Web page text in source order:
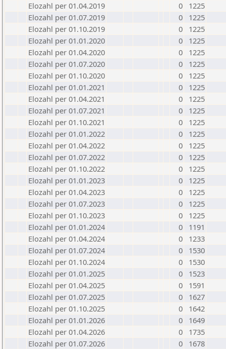
Elozahl per 01.04.2019
0
1225
Elozahl per 01.07.2019
0
1225
Elozahl per 01.10.2019
0
1225
Elozahl per 01.01.2020
0
1225
Elozahl per 01.04.2020
0
1225
Elozahl per 01.07.2020
0
1225
Elozahl per 01.10.2020
0
1225
Elozahl per 01.01.2021
0
1225
Elozahl per 01.04.2021
0
1225
Elozahl per 01.07.2021
0
1225
Elozahl per 01.10.2021
0
1225
Elozahl per 01.01.2022
0
1225
Elozahl per 01.04.2022
0
1225
Elozahl per 01.07.2022
0
1225
Elozahl per 01.10.2022
0
1225
Elozahl per 01.01.2023
0
1225
Elozahl per 01.04.2023
0
1225
Elozahl per 01.07.2023
0
1225
Elozahl per 01.10.2023
0
1225
Elozahl per 01.01.2024
0
1191
Elozahl per 01.04.2024
0
1233
Elozahl per 01.07.2024
0
1530
Elozahl per 01.10.2024
0
1530
Elozahl per 01.01.2025
0
1523
Elozahl per 01.04.2025
0
1591
Elozahl per 01.07.2025
0
1627
Elozahl per 01.10.2025
0
1642
Elozahl per 01.01.2026
0
1649
Elozahl per 01.04.2026
0
1735
Elozahl per 01.07.2026
0
1678